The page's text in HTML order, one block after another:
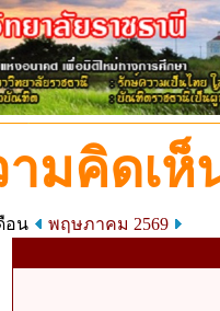
มคิดเห็
อน พฤษภาคม 2569